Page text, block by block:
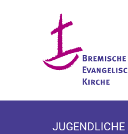
JUGENDLICHE